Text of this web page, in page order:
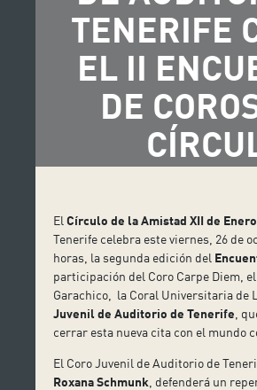
TENERIFE
EL II
DE
ElCírculo de la Amistad XII de Enero
Tenerife celebra este viernes, 26 de
horas, la segunda edición del
participación del Coro Carpe Diem,
Garachico, la Coral Universitaria de
Juvenil de Auditorio de Tenerife ,
cerrar esta nueva cita con el mundo
El Coro Juvenil de Auditorio de
Roxana Schmunk , defenderá un